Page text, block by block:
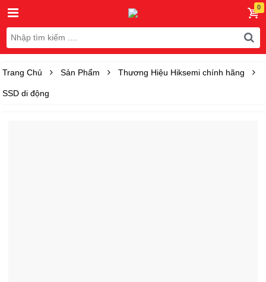
Trang Chủ Sản Phẩm Thương Hiệu Hiksemi chính hãng
SSD di động